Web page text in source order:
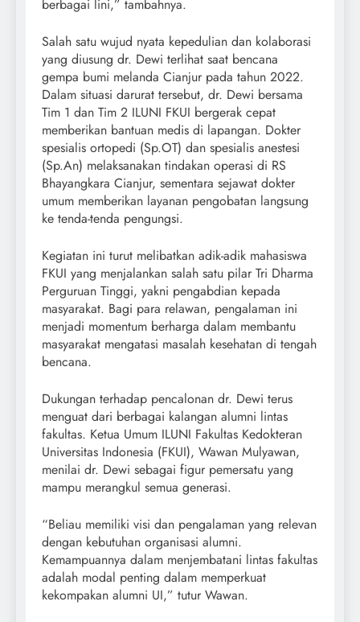
berbagai lini,” tambahnya.
Salah satu wujud nyata kepedulian dan kolaborasi
yang diusung dr. Dewi terlihat saat bencana
gempa bumi melanda Cianjur pada tahun 2022.
Dalam situasi darurat tersebut, dr. Dewi bersama
Tim 1 dan Tim 2 ILUNI FKUI bergerak cepat
memberikan bantuan medis di lapangan. Dokter
spesialis ortopedi (Sp.OT) dan spesialis anestesi
(Sp.An) melaksanakan tindakan operasi di RS
Bhayangkara Cianjur, sementara sejawat dokter
umum memberikan layanan pengobatan langsung
ke tenda-tenda pengungsi.
Kegiatan ini turut melibatkan adik-adik mahasiswa
FKUI yang menjalankan salah satu pilar Tri Dharma
Perguruan Tinggi, yakni pengabdian kepada
masyarakat. Bagi para relawan, pengalaman ini
menjadi momentum berharga dalam membantu
masyarakat mengatasi masalah kesehatan di tengah
bencana.
Dukungan terhadap pencalonan dr. Dewi terus
menguat dari berbagai kalangan alumni lintas
fakultas. Ketua Umum ILUNI Fakultas Kedokteran
Universitas Indonesia (FKUI), Wawan Mulyawan,
menilai dr. Dewi sebagai figur pemersatu yang
mampu merangkul semua generasi.
“Beliau memiliki visi dan pengalaman yang relevan
dengan kebutuhan organisasi alumni.
Kemampuannya dalam menjembatani lintas fakultas
adalah modal penting dalam memperkuat
kekompakan alumni UI,” tutur Wawan.